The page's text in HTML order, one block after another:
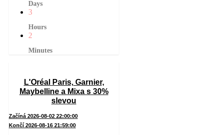
Days
3
Hours
2
Minutes
L'Oréal Paris, Garnier,
Maybelline a Mixa s 30%
slevou
Začíná 2026-08-02 22:00:00
Končí 2026-08-16 21:59:00